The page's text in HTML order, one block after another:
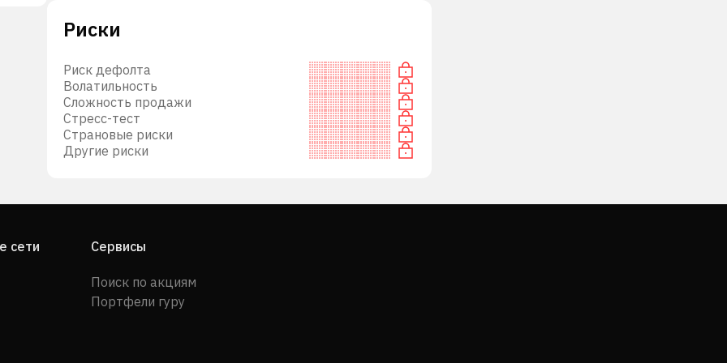
Риски
Риск дефолта
Волатильность
Сложность продажи
Стресс-тест
Страновые риски
Другие риски
сети Сервисы
Поиск по акциям
Портфели гуру